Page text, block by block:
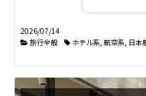
2026/07/14
旅行全般
ホテル系 航空系 日本